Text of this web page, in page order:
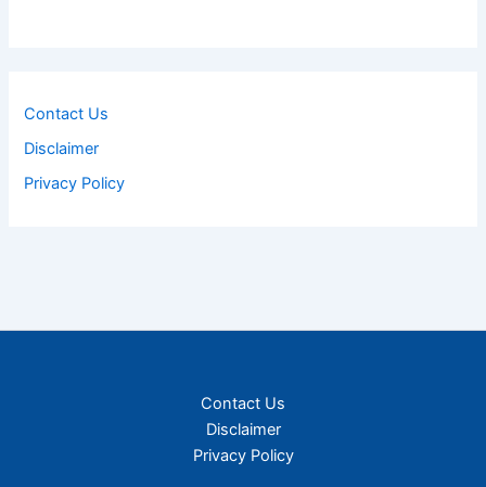
Contact Us
Disclaimer
Privacy Policy
Contact Us
Disclaimer
Privacy Policy